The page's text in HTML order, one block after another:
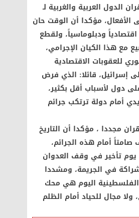
الدول العربية والغربية لـ
الأفعال، مؤكدا أن الوقت حان
ودبلوماسياً، ولقطع
مع هذا الكيان الإجرامي،
للعقوبات الاقتصادية
إسرائيل، قائلا: الذي فرض
دول لأسباب أقل بكثير،
أمام دولة ترتكب جرائم
مجددا ، مؤكدا أن التاريخ
أمام هذه الجرائم،
تأخير في وقف العدوان
في الجريمة، ومشددا
اليوم هي محك
ولا مجال للحياد أمام الظلم